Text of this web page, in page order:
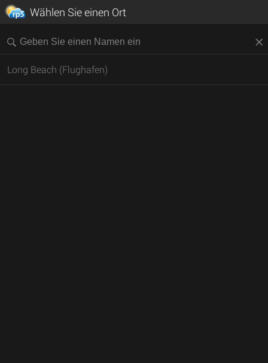
Wählen Sie einen Ort
Long Beach (Flughafen)